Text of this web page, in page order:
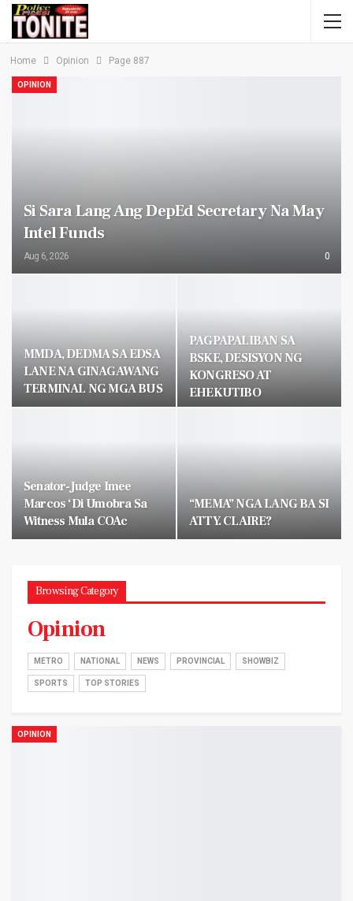
Home Opinion Page 887
OPINION
Si Sara Lang Ang DepEd Secretary Na May
Intel Funds
Aug 6, 2026 0
MMDA, DEDMA SA EDSA
LANE NA GINAGAWANG
TERMINAL NG MGA BUS
PAGPAPALIBAN SA
BSKE, DESISYON NG
KONGRESO AT
EHEKUTIBO
Senator-Judge Imee
Marcos ‘di Umobra Sa
Witness Mula COAc
“MEMA” NGA LANG BA SI
ATTY. CLAIRE?
Browsing Category
Opinion
METRO NATIONAL NEWS PROVINCIAL SHOWBIZ
SPORTS TOP STORIES
OPINION